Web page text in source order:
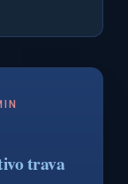
trava